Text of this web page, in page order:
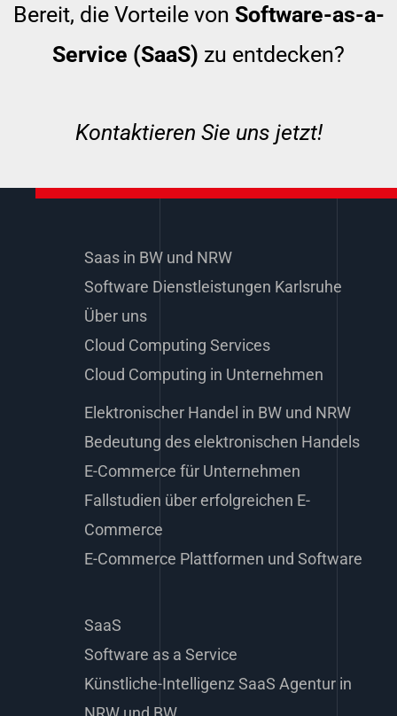
Bereit, die Vorteile von Software-as-a-
Service (SaaS) zu entdecken?
Kontaktieren Sie uns jetzt!
Saas in BW und NRW
Software Dienstleistungen Karlsruhe
Über uns
Cloud Computing Services
Cloud Computing in Unternehmen
Elektronischer Handel in BW und NRW
Bedeutung des elektronischen Handels
E-Commerce für Unternehmen
Fallstudien über erfolgreichen E-
Commerce
E-Commerce Plattformen und Software
SaaS
Software as a Service
Künstliche-Intelligenz SaaS Agentur in